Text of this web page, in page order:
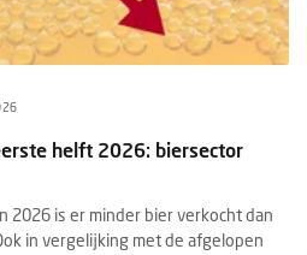
helft 2026: biersector
2026 is er minder bier verkocht dan
in vergelijking met de afgelopen